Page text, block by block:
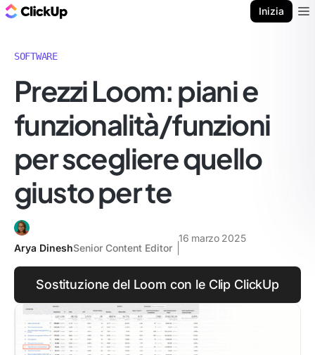
Inizia
SOFTWARE
Prezzi Loom: piani e
funzionalità/funzioni
per scegliere quello
giusto per te
Arya DineshSenior Content Editor
16 marzo 2025
Sostituzione del Loom con le Clip ClickUp